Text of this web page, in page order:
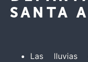
SANTA
Las lluvias